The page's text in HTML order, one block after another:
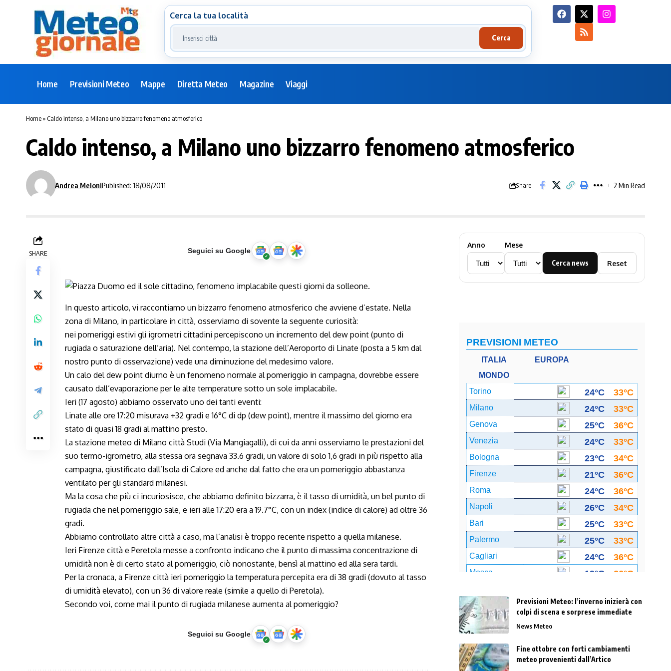
Cerca la tua località
Cerca
Home Previsioni Meteo Mappe Diretta Meteo Magazine Viaggi
Home» Caldo intenso, a Milano uno bizzarro fenomeno atmosferico
Caldo intenso, a Milano uno bizzarro fenomeno atmosferico
Andrea MeloniPublished: 18/08/2011 Share 2 Min Read
SHARE Seguici su Google
In questo articolo, vi raccontiamo un bizzarro fenomeno atmosferico che avviene d’estate. Nella
zona di Milano, in particolare in città, osserviamo di sovente la seguente curiosità:
nei pomeriggi estivi gli igrometri cittadini percepiscono un incremento del dew point (punto di
rugiada o saturazione dell’aria). Nel contempo, la stazione dell’Aeroporto di Linate (posta a 5 km dal
nostro punto di osservazione) vede una diminuzione del medesimo valore.
Un calo del dew point diurno è un fenomeno normale al pomeriggio in campagna, dovrebbe essere
causato dall’evaporazione per le alte temperature sotto un sole implacabile.
Ieri (17 agosto) abbiamo osservato uno dei tanti eventi:
Linate alle ore 17:20 misurava +32 gradi e 16°C di dp (dew point), mentre il massimo del giorno era
stato di quasi 18 gradi al mattino presto.
La stazione meteo di Milano città Studi (Via Mangiagalli), di cui da anni osserviamo le prestazioni del
suo termo-igrometro, alla stessa ora segnava 33.6 gradi, un valore di solo 1,6 gradi in più rispetto alla
campagna, giustificato dall’Isola di Calore ed anche dal fatto che era un pomeriggio abbastanza
ventilato per gli standard milanesi.
Ma la cosa che più ci incuriosisce, che abbiamo definito bizzarra, è il tasso di umidità, un bel punto di
rugiada che nel pomeriggio sale, e ieri alle 17:20 era a 19.7°C, con un index (indice di calore) ad oltre 36
gradi.
Abbiamo controllato altre città a caso, ma l’analisi è troppo recente rispetto a quella milanese.
Ieri Firenze città e Peretola messe a confronto indicano che il punto di massima concentrazione di
umidità non è di certo stato al pomeriggio, ciò nonostante, bensì al mattino ed alla sera tardi.
Per la cronaca, a Firenze città ieri pomeriggio la temperatura percepita era di 38 gradi (dovuto al tasso
di umidità elevato), con un 36 di valore reale (simile a quello di Peretola).
Secondo voi, come mai il punto di rugiada milanese aumenta al pomeriggio?
Seguici su Google
Anno Mese
Cerca news Reset
Previsioni Meteo: l’inverno inizierà con
colpi di scena e sorprese immediate
News Meteo
Fine ottobre con forti cambiamenti
meteo provenienti dall’Artico